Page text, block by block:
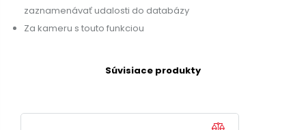
zaznamenávať udalosti do databázy
Za kameru s touto funkciou
Súvisiace produkty